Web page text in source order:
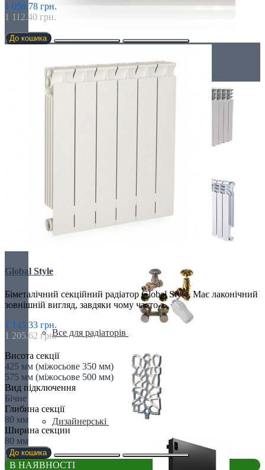
Радіатори
Все для радіаторів
Дизайнерські
1 056.78 грн.
1 112.40 грн.
До кошика
Global Style
Біметалічний секційний радіатор Global Style. Має лаконічний
зовнішній вигляд, завдяки чому часто з..
1 145.33 грн.
1 205.62 грн.
Висота секції
425 мм (міжосьове 350 мм)
575 мм (міжосьове 500 мм)
Вид підключення
Бічне
Глибина секції
80 мм
Ширина секции
80 мм
До кошика
В НАЯВНОСТІ